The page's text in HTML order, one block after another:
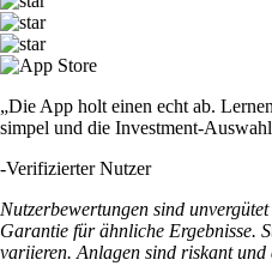
„Die App holt einen echt ab.
simpel und die Investment-
-Verifizierter Nutzer
Nutzerbewertungen sind
Garantie für ähnliche Ergebnisse.
variieren. Anlagen sind riskant